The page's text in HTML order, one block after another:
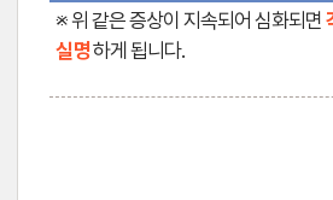
※ 위 같은 증상이 지속되어 심화되면
실명하게 됩니다.